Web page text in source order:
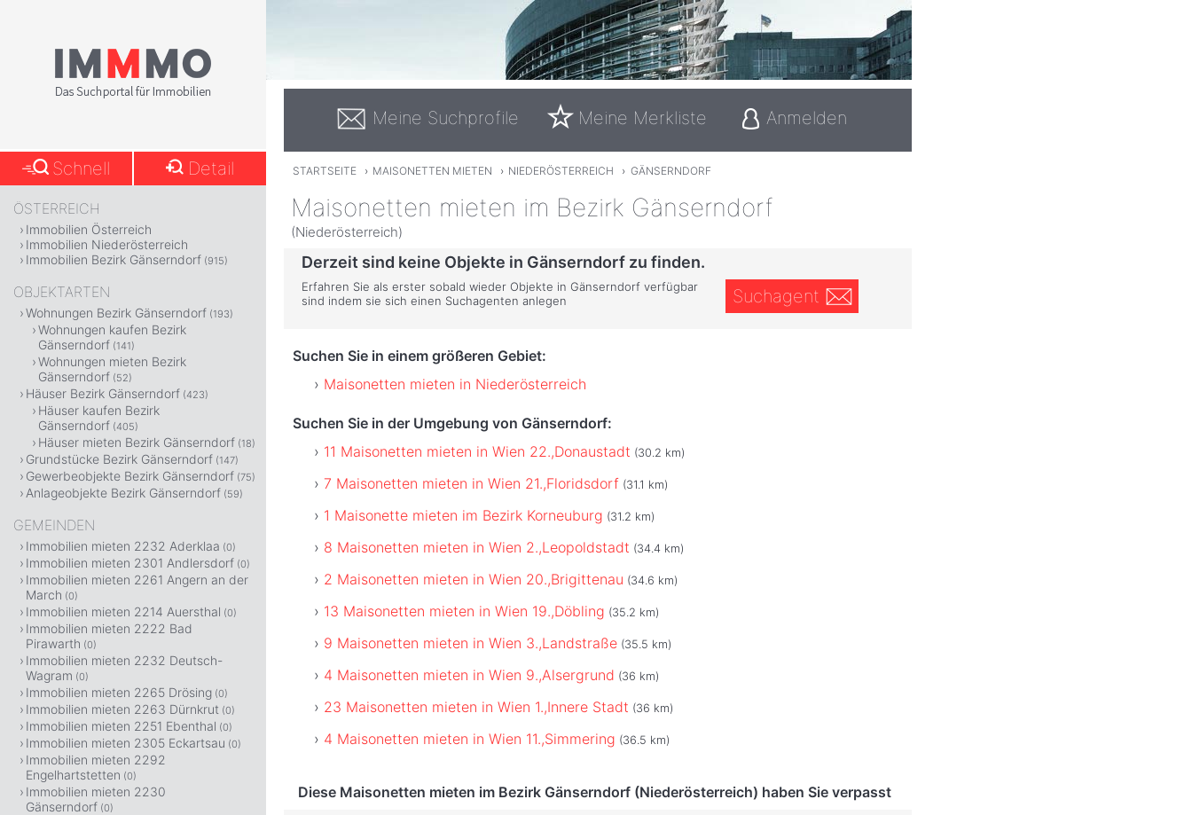
Meine Suchprofile Meine Merkliste Anmelden
STARTSEITE › MAISONETTEN MIETEN › NIEDERÖSTERREICH › GÄNSERNDORF
Maisonetten mieten im Bezirk Gänserndorf
(Niederösterreich)
Derzeit sind keine Objekte in Gänserndorf zu finden.
Erfahren Sie als erster sobald wieder Objekte in Gänserndorf verfügbar
sind indem sie sich einen Suchagenten anlegen
Suchagent
Suchen Sie in einem größeren Gebiet:
Maisonetten mieten in Niederösterreich
Suchen Sie in der Umgebung von Gänserndorf:
11 Maisonetten mieten in Wien 22.,Donaustadt (30.2 km)
7 Maisonetten mieten in Wien 21.,Floridsdorf (31.1 km)
1 Maisonette mieten im Bezirk Korneuburg (31.2 km)
8 Maisonetten mieten in Wien 2.,Leopoldstadt (34.4 km)
2 Maisonetten mieten in Wien 20.,Brigittenau (34.6 km)
13 Maisonetten mieten in Wien 19.,Döbling (35.2 km)
9 Maisonetten mieten in Wien 3.,Landstraße (35.5 km)
4 Maisonetten mieten in Wien 9.,Alsergrund (36 km)
23 Maisonetten mieten in Wien 1.,Innere Stadt (36 km)
4 Maisonetten mieten in Wien 11.,Simmering (36.5 km)
Diese Maisonetten mieten im Bezirk Gänserndorf (Niederösterreich) haben Sie verpasst
Schnell Detail
ÖSTERREICH
Immobilien Österreich
Immobilien Niederösterreich
Immobilien Bezirk Gänserndorf (915)
OBJEKTARTEN
Wohnungen Bezirk Gänserndorf (193)
Wohnungen kaufen Bezirk
Gänserndorf (141)
Wohnungen mieten Bezirk
Gänserndorf (52)
Häuser Bezirk Gänserndorf (423)
Häuser kaufen Bezirk
Gänserndorf (405)
Häuser mieten Bezirk Gänserndorf (18)
Grundstücke Bezirk Gänserndorf (147)
Gewerbeobjekte Bezirk Gänserndorf (75)
Anlageobjekte Bezirk Gänserndorf (59)
GEMEINDEN
Immobilien mieten 2232 Aderklaa (0)
Immobilien mieten 2301 Andlersdorf (0)
Immobilien mieten 2261 Angern an der
March (0)
Immobilien mieten 2214 Auersthal (0)
Immobilien mieten 2222 Bad
Pirawarth (0)
Immobilien mieten 2232 Deutsch-
Wagram (0)
Immobilien mieten 2265 Drösing (0)
Immobilien mieten 2263 Dürnkrut (0)
Immobilien mieten 2251 Ebenthal (0)
Immobilien mieten 2305 Eckartsau (0)
Immobilien mieten 2292
Engelhartstetten (0)
Immobilien mieten 2230
Gänserndorf (0)